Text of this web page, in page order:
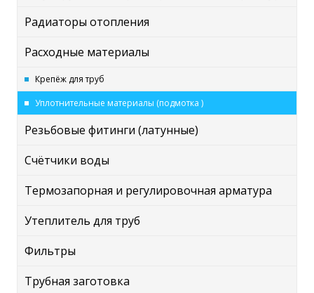
Радиаторы отопления
Расходные материалы
Крепёж для труб
Уплотнительные материалы (подмотка )
Резьбовые фитинги (латунные)
Счётчики воды
Термозапорная и регулировочная арматура
Утеплитель для труб
Фильтры
Трубная заготовка